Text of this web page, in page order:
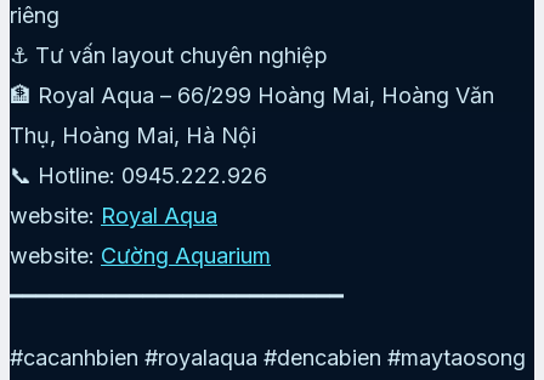
riêng
⚓ Tư vấn layout chuyên nghiệp
🏦 Royal Aqua – 66/299 Hoàng Mai, Hoàng Văn
Thụ, Hoàng Mai, Hà Nội
📞 Hotline: 0945.222.926
website: Royal Aqua
website: Cường Aquarium
━━━━━━━━━━━━━━━━━━━━━━━━━
#cacanhbien #royalaqua #dencabien #maytaosong